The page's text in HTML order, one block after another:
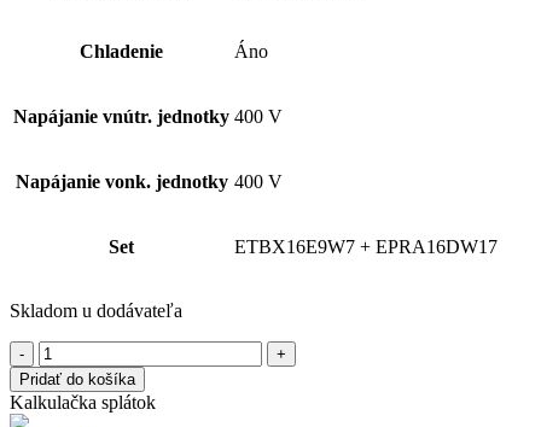
Chladenie Áno
Napájanie vnútr. jednotky 400 V
Napájanie vonk. jednotky 400 V
Set ETBX16E9W7 + EPRA16DW17
Skladom u dodávateľa
množstvo
DAIKIN
Altherma
3
Pridať do košíka
Kalkulačka splátok